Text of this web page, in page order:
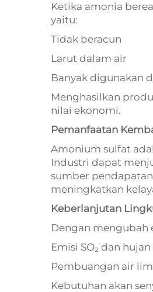
Ketika amonia
yaitu:
Tidak beracun
Larut dalam air
Banyak digunakan
Menghasilkan
nilai ekonomi.
Pemanfaatan
Amonium sulfat
Industri dapat
sumber
meningkatkan
Keberlanjutan
Dengan mengubah
Emisi SO₂ dan
Pembuangan air
Kebutuhan akan